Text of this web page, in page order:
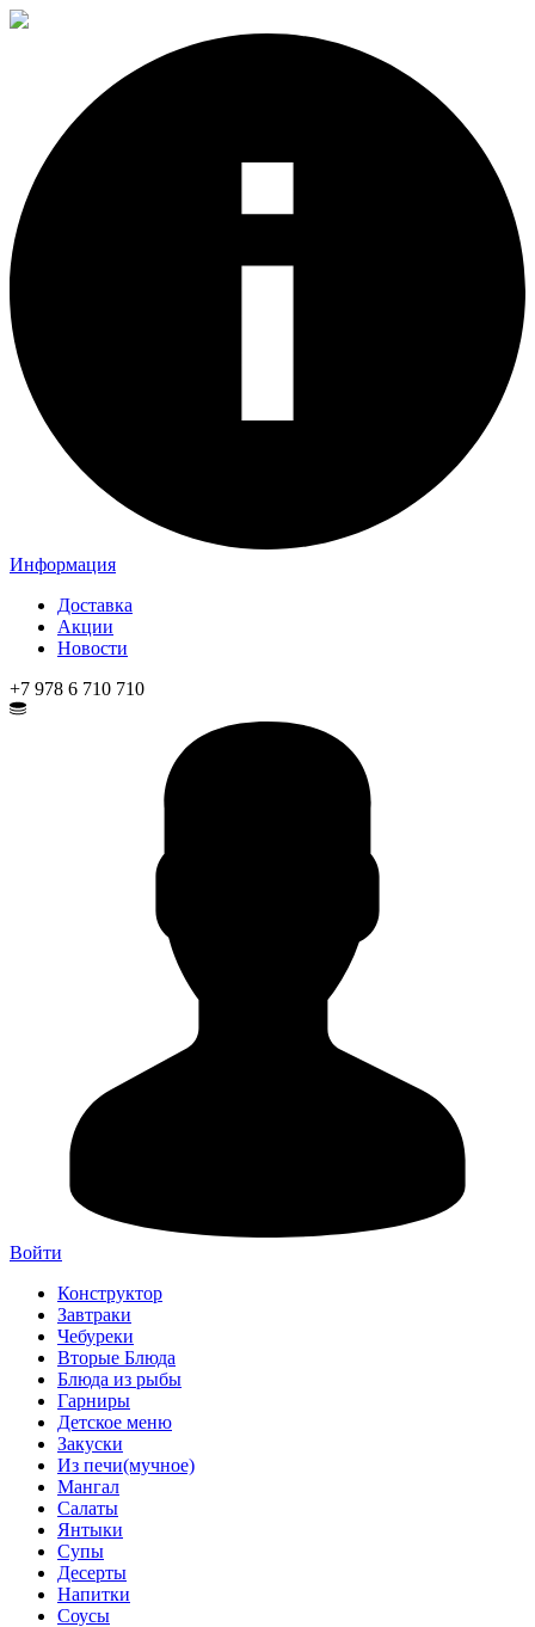
Информация
Доставка
Акции
Новости
+7 978 6 710 710
Войти
Конструктор
Завтраки
Чебуреки
Вторые Блюда
Блюда из рыбы
Гарниры
Детское меню
Закуски
Из печи(мучное)
Мангал
Салаты
Янтыки
Супы
Десерты
Напитки
Соусы